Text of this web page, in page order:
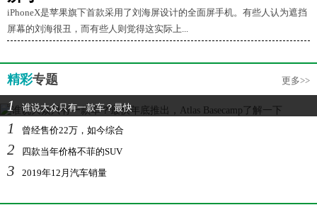
iPhoneX是苹果旗下首款采用了刘海屏设计的全面屏手机。有些人认为遮挡
屏幕的刘海很丑，而有些人则觉得这实际上...
精彩专题 更多>>
1 谁说大众只有一款车？最快
1 曾经售价22万，如今综合
2 四款当年价格不菲的SUV
3 2019年12月汽车销量